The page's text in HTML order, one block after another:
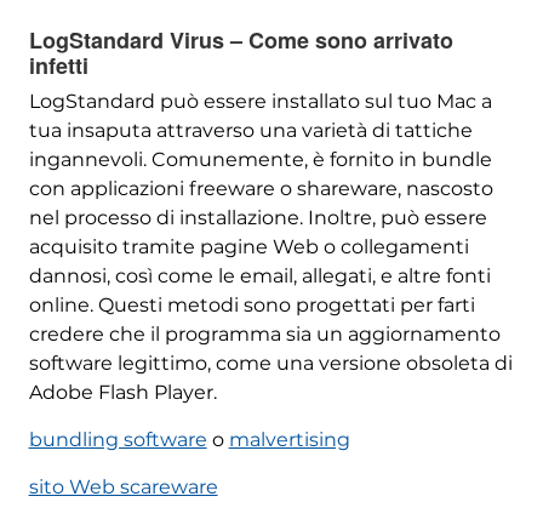
LogStandard Virus – Come sono arrivato
infetti
LogStandard può essere installato sul tuo Mac a
tua insaputa attraverso una varietà di tattiche
ingannevoli. Comunemente, è fornito in bundle
con applicazioni freeware o shareware, nascosto
nel processo di installazione. Inoltre, può essere
acquisito tramite pagine Web o collegamenti
dannosi, così come le email, allegati, e altre fonti
online. Questi metodi sono progettati per farti
credere che il programma sia un aggiornamento
software legittimo, come una versione obsoleta di
Adobe Flash Player.
bundling software o malvertising
sito Web scareware